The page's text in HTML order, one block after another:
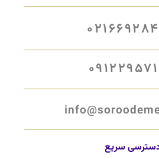
سریع